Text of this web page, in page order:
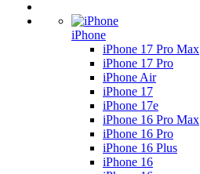
iPhone
iPhone 17 Pro Max
iPhone 17 Pro
iPhone Air
iPhone 17
iPhone 17e
iPhone 16 Pro Max
iPhone 16 Pro
iPhone 16 Plus
iPhone 16